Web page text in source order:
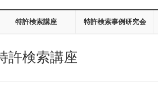
特許検索講座 特許検索事例研究会
許検索講座